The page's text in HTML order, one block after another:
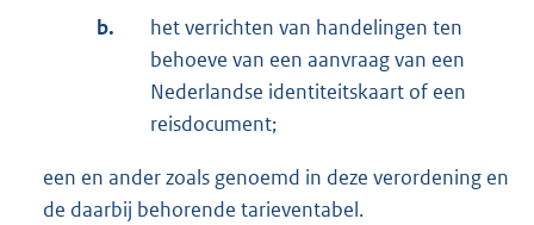
b.
het verrichten van handelingen ten
behoeve van een aanvraag van een
Nederlandse identiteitskaart of een
reisdocument;
een en ander zoals genoemd in deze verordening en
de daarbij behorende tarieventabel.